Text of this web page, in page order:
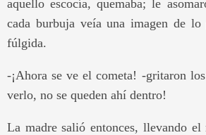
aquello escocía, quemaba; le
cada burbuja veía una imagen de
fúlgida.
-¡Ahora se ve el cometa! -gritaron
verlo, no se queden ahí dentro!
La madre salió entonces, llevando